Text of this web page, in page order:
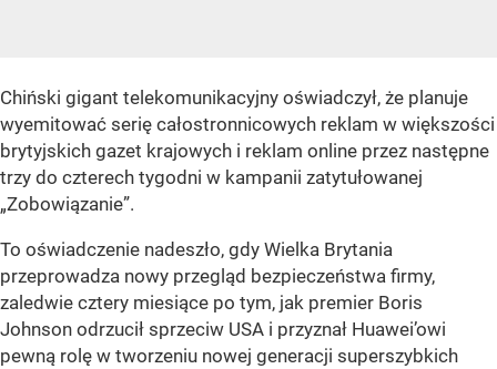
Chiński gigant telekomunikacyjny oświadczył, że planuje
wyemitować serię całostronnicowych reklam w większości
brytyjskich gazet krajowych i reklam online przez następne
trzy do czterech tygodni w kampanii zatytułowanej
„Zobowiązanie”.
To oświadczenie nadeszło, gdy Wielka Brytania
przeprowadza nowy przegląd bezpieczeństwa firmy,
zaledwie cztery miesiące po tym, jak premier Boris
Johnson odrzucił sprzeciw USA i przyznał Huawei’owi
pewną rolę w tworzeniu nowej generacji superszybkich